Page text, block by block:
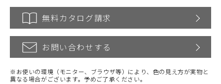
無料カタログ請求
お問い合わせする
※お使いの環境（モニター、ブラウザ等）により、色の見え方が実物と
異なる場合がございます。予めご了承ください。